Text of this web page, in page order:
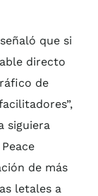
que si
directo
de
siguiera
de más
letales a